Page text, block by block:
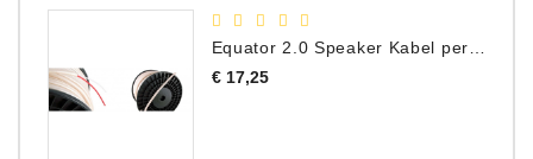
Equator 2.0 Speaker Kabel per meter
€ 17,25Prijs